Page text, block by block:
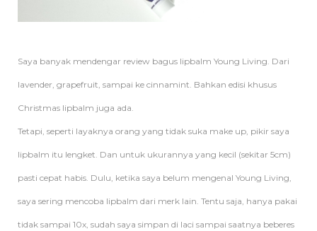
Saya banyak mendengar review bagus lipbalm Young Living. Dari
lavender, grapefruit, sampai ke cinnamint. Bahkan edisi khusus
Christmas lipbalm juga ada.
Tetapi, seperti layaknya orang yang tidak suka make up, pikir saya
lipbalm itu lengket. Dan untuk ukurannya yang kecil (sekitar 5cm)
pasti cepat habis. Dulu, ketika saya belum mengenal Young Living,
saya sering mencoba lipbalm dari merk lain. Tentu saja, hanya pakai
tidak sampai 10x, sudah saya simpan di laci sampai saatnya beberes